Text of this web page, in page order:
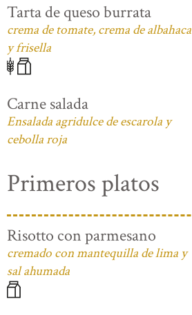
Tarta de queso burrata
crema de tomate, crema de albahaca
y frisella
Carne salada
Ensalada agridulce de escarola y
cebolla roja
Primeros platos
Risotto con parmesano
cremado con mantequilla de lima y
sal ahumada